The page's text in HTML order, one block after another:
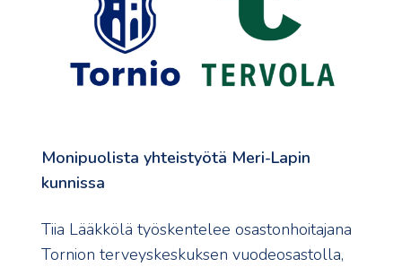
Monipuolista yhteistyötä Meri-Lapin
kunnissa
Tiia Lääkkölä työskentelee osastonhoitajana
Tornion terveyskeskuksen vuodeosastolla,